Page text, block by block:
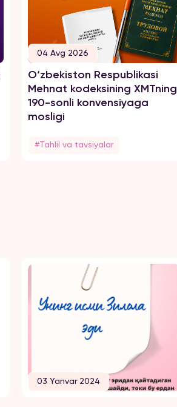
04 Avg 2026
O‘zbekiston Respublikasi
Mehnat kodeksining XMTning
190-sonli konvensiyaga
mosligi
#Tahlil va tavsiyalar
03 Yanvar 2024